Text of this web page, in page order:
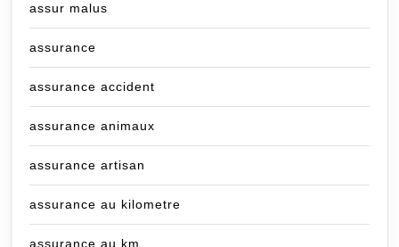
assur malus
assurance
assurance accident
assurance animaux
assurance artisan
assurance au kilometre
assurance au km